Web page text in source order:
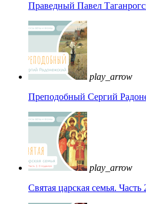
Праведный Павел
play_arrow
Преподобный Сергий
play_arrow
Святая царская семья.